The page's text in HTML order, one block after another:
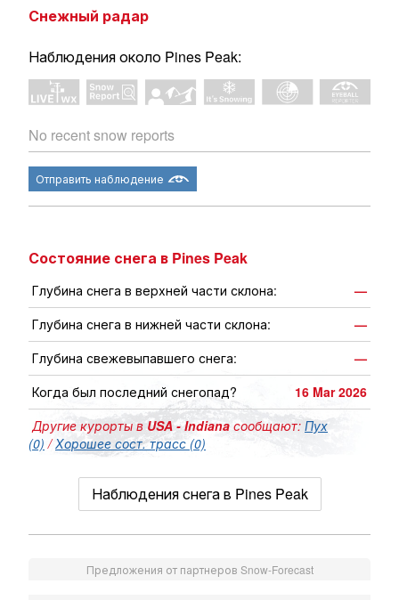
Снежный радар
Наблюдения около Pines Peak:
No recent snow reports
Отправить наблюдение
Состояние снега в Pines Peak
Глубина снега в верхней части склона:
—
Глубина снега в нижней части склона:
—
Глубина свежевыпавшего снега:
—
Когда был последний снегопад?
16 Mar 2026
Другие курорты вUSA - Indiana сообщают: Пух
(0) /Хорошее сост. трасс (0)
Наблюдения снега в Pines Peak
Предложения от партнеров Snow-Forecast